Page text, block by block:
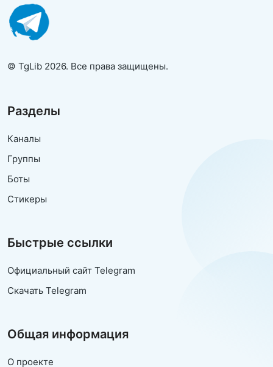
© TgLib 2026. Все права защищены.
Разделы
Каналы
Группы
Боты
Стикеры
Быстрые ссылки
Официальный сайт Telegram
Скачать Telegram
Общая информация
О проекте